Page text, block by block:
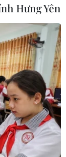
THANH
Hưng Yên